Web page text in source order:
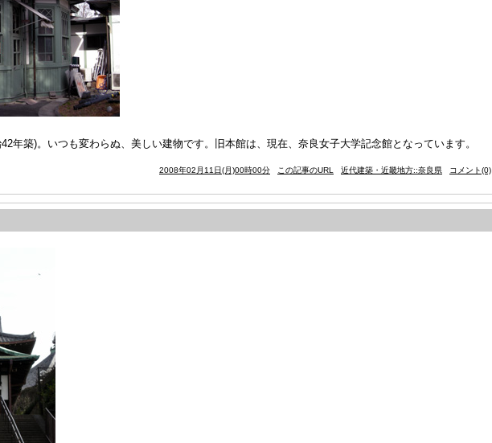
年築)。いつも変わらぬ、美しい建物です。旧本館は、現在、奈良女子大学記念館となっています。
2008年02月11日(月)00時00分 この記事のURL 近代建築・近畿地方::奈良県 コメント(0)